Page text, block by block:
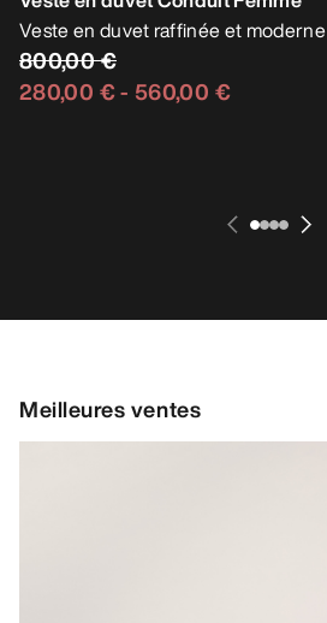
Veste en duvet raffinée et moderne
800,00 €
280,00 €- 560,00 €
Meilleures ventes